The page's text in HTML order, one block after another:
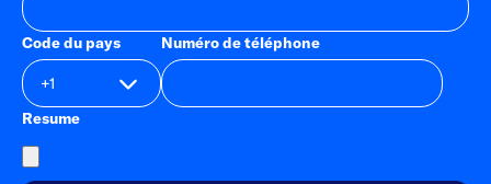
Code du pays Numéro de téléphone
Resume